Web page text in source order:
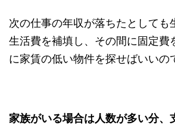
次の仕事の年収が落ちたとしても
生活費を補填し、その間に固定費
に家賃の低い物件を探せばいいの
家族がいる場合は人数が多い分、